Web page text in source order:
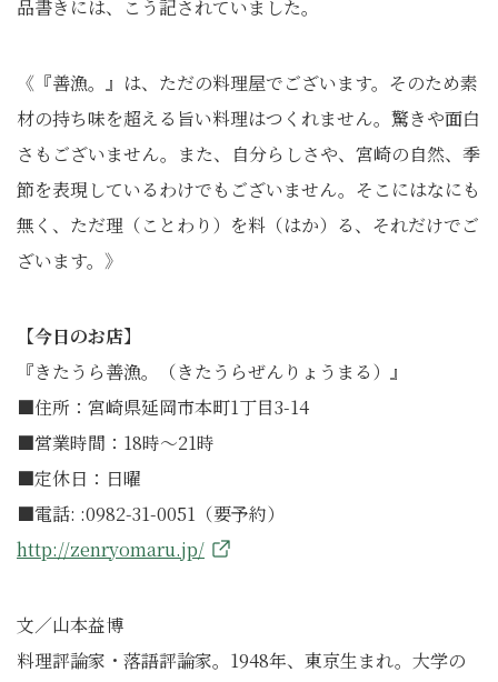
品書きには、こう記されていました。
《『善漁。』は、ただの料理屋でございます。そのため素
材の持ち味を超える旨い料理はつくれません。驚きや面白
さもございません。また、自分らしさや、宮崎の自然、季
節を表現しているわけでもございません。そこにはなにも
無く、ただ理（ことわり）を料（はか）る、それだけでご
ざいます。》
【今日のお店】
『きたうら善漁。（きたうらぜんりょうまる）』
■住所：宮崎県延岡市本町1丁目3-14
■営業時間：18時～21時
■定休日：日曜
■電話: :0982-31-0051（要予約）
http://zenryomaru.jp/
文／山本益博
料理評論家・落語評論家。1948年、東京生まれ。大学の